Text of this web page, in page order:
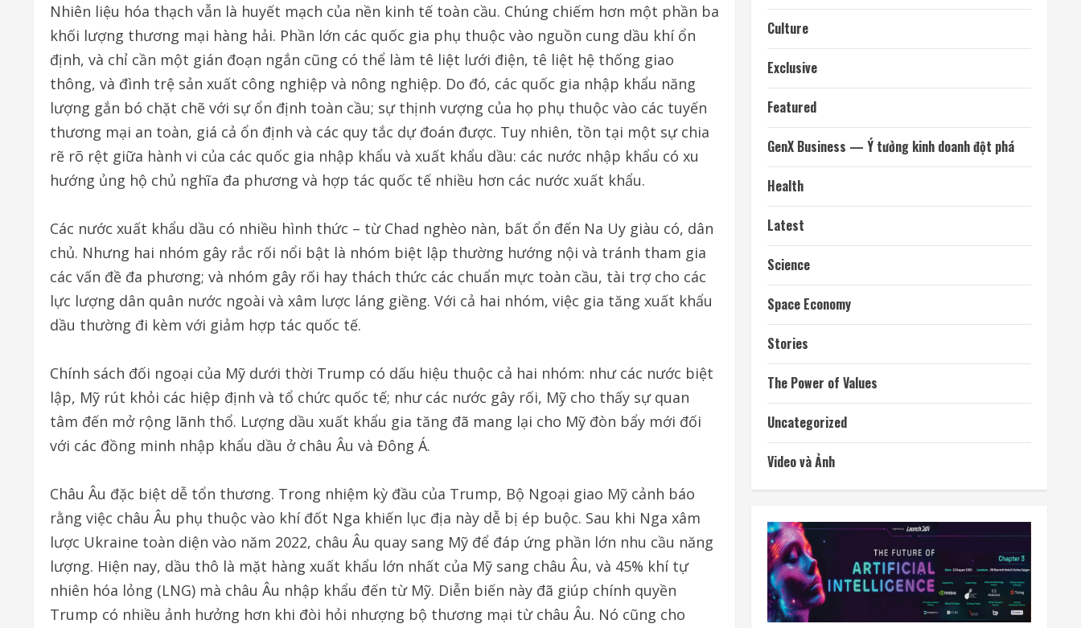
Nhiên liệu hóa thạch vẫn là huyết mạch của nền kinh tế toàn cầu. Chúng chiếm hơn một phần ba
khối lượng thương mại hàng hải. Phần lớn các quốc gia phụ thuộc vào nguồn cung dầu khí ổn
định, và chỉ cần một gián đoạn ngắn cũng có thể làm tê liệt lưới điện, tê liệt hệ thống giao
thông, và đình trệ sản xuất công nghiệp và nông nghiệp. Do đó, các quốc gia nhập khẩu năng
lượng gắn bó chặt chẽ với sự ổn định toàn cầu; sự thịnh vượng của họ phụ thuộc vào các tuyến
thương mại an toàn, giá cả ổn định và các quy tắc dự đoán được. Tuy nhiên, tồn tại một sự chia
rẽ rõ rệt giữa hành vi của các quốc gia nhập khẩu và xuất khẩu dầu: các nước nhập khẩu có xu
hướng ủng hộ chủ nghĩa đa phương và hợp tác quốc tế nhiều hơn các nước xuất khẩu.
Các nước xuất khẩu dầu có nhiều hình thức – từ Chad nghèo nàn, bất ổn đến Na Uy giàu có, dân
chủ. Nhưng hai nhóm gây rắc rối nổi bật là nhóm biệt lập thường hướng nội và tránh tham gia
các vấn đề đa phương; và nhóm gây rối hay thách thức các chuẩn mực toàn cầu, tài trợ cho các
lực lượng dân quân nước ngoài và xâm lược láng giềng. Với cả hai nhóm, việc gia tăng xuất khẩu
dầu thường đi kèm với giảm hợp tác quốc tế.
Chính sách đối ngoại của Mỹ dưới thời Trump có dấu hiệu thuộc cả hai nhóm: như các nước biệt
lập, Mỹ rút khỏi các hiệp định và tổ chức quốc tế; như các nước gây rối, Mỹ cho thấy sự quan
tâm đến mở rộng lãnh thổ. Lượng dầu xuất khẩu gia tăng đã mang lại cho Mỹ đòn bẩy mới đối
với các đồng minh nhập khẩu dầu ở châu Âu và Đông Á.
Châu Âu đặc biệt dễ tổn thương. Trong nhiệm kỳ đầu của Trump, Bộ Ngoại giao Mỹ cảnh báo
rằng việc châu Âu phụ thuộc vào khí đốt Nga khiến lục địa này dễ bị ép buộc. Sau khi Nga xâm
lược Ukraine toàn diện vào năm 2022, châu Âu quay sang Mỹ để đáp ứng phần lớn nhu cầu năng
lượng. Hiện nay, dầu thô là mặt hàng xuất khẩu lớn nhất của Mỹ sang châu Âu, và 45% khí tự
nhiên hóa lỏng (LNG) mà châu Âu nhập khẩu đến từ Mỹ. Diễn biến này đã giúp chính quyền
Trump có nhiều ảnh hưởng hơn khi đòi hỏi nhượng bộ thương mại từ châu Âu. Nó cũng cho
TÌM KIẾM
RECENT POSTS
Ba công ty điển hình phát triển công nghệ trồng
cây trên Mặt Trăng
Meta ra mắt tác nhân AI lập trình, cạnh tranh
với Anthropic và OpenAI
OpenAI sắp bỏ giới hạn nhắn tin đối với người
dùng ChatGPT miễn phí
SpaceX muốn thu hồi Starship bằng tháp đỡ
trong Flight 14 cuối tháng 8